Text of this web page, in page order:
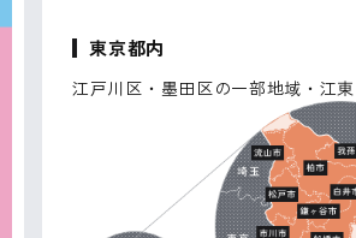
東京都内
江戸川区・墨田区の一部地域・江